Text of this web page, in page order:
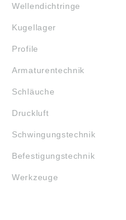
Wellendichtringe
Kugellager
Profile
Armaturentechnik
Schläuche
Druckluft
Schwingungstechnik
Befestigungstechnik
Werkzeuge